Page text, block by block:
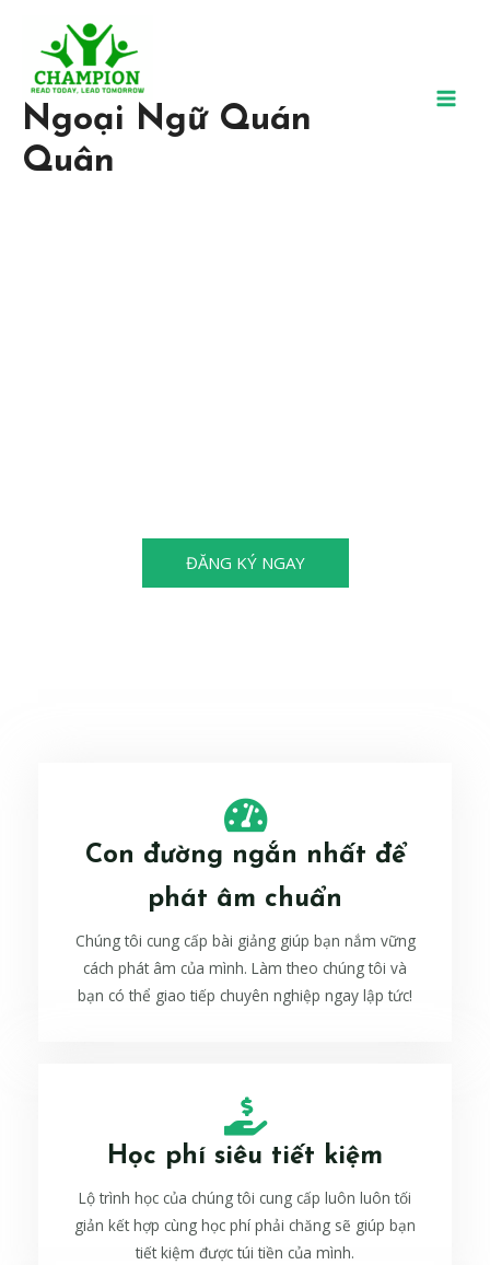
Ngoại Ngữ Quán
Quân
ĐĂNG KÝ NGAY
Con đường ngắn nhất để
phát âm chuẩn
Chúng tôi cung cấp bài giảng giúp bạn nắm vững
cách phát âm của mình. Làm theo chúng tôi và
bạn có thể giao tiếp chuyên nghiệp ngay lập tức!
Học phí siêu tiết kiệm
Lộ trình học của chúng tôi cung cấp luôn luôn tối
giản kết hợp cùng học phí phải chăng sẽ giúp bạn
tiết kiệm được túi tiền của mình.